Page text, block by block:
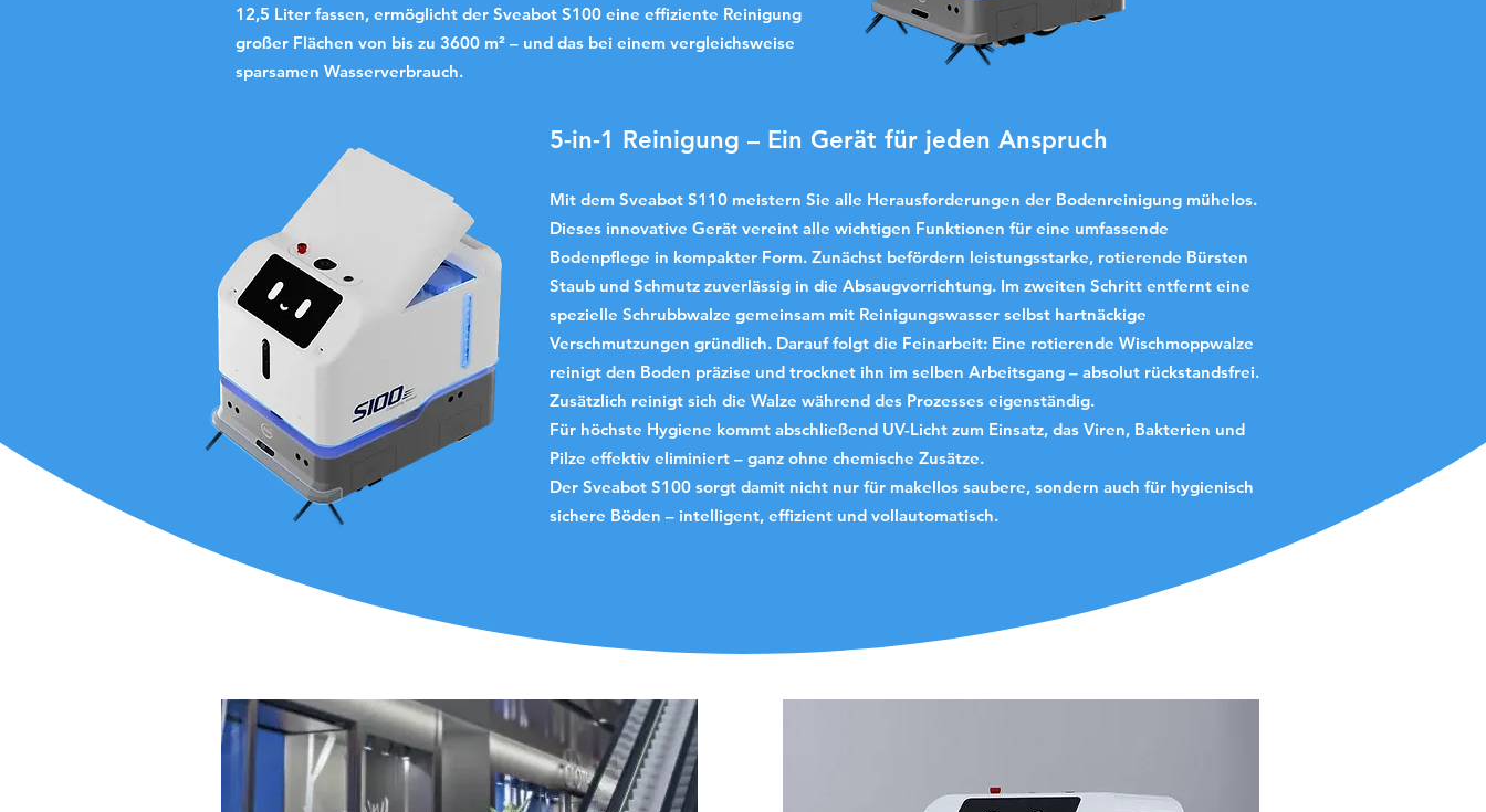
12,5 Liter fassen, ermöglicht der Sveabot S100 eine effiziente Reinigung
großer Flächen von bis zu 3600 m² – und das bei einem vergleichsweise
sparsamen Wasserverbrauch.
5-in-1 Reinigung – Ein Gerät für jeden Anspruch
Mit dem Sveabot S110 meistern Sie alle Herausforderungen der Bodenreinigung mühelos.
Dieses innovative Gerät vereint alle wichtigen Funktionen für eine umfassende
Bodenpflege in kompakter Form. Zunächst befördern leistungsstarke, rotierende Bürsten
Staub und Schmutz zuverlässig in die Absaugvorrichtung. Im zweiten Schritt entfernt eine
spezielle Schrubbwalze gemeinsam mit Reinigungswasser selbst hartnäckige
Verschmutzungen gründlich. Darauf folgt die Feinarbeit: Eine rotierende Wischmoppwalze
reinigt den Boden präzise und trocknet ihn im selben Arbeitsgang – absolut rückstandsfrei.
Zusätzlich reinigt sich die Walze während des Prozesses eigenständig.
Für höchste Hygiene kommt abschließend UV-Licht zum Einsatz, das Viren, Bakterien und
Pilze effektiv eliminiert – ganz ohne chemische Zusätze.
Der Sveabot S100 sorgt damit nicht nur für makellos saubere, sondern auch für hygienisch
sichere Böden – intelligent, effizient und vollautomatisch.